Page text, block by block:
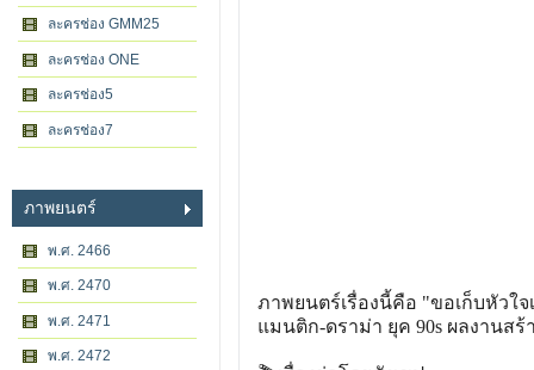
ละครช่อง GMM25
ละครช่อง ONE
ละครช่อง5
ละครช่อง7
ภาพยนตร์
พ.ศ. 2466
พ.ศ. 2470
พ.ศ. 2471
พ.ศ. 2472
ภาพยนตร์เรื่องนี้คือ "ขอเก็บหัวใจ
แมนติก-ดราม่า ยุค 90s ผลงานส